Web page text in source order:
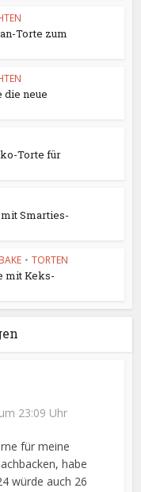
Torte zum
die neue
Torte für
Smarties-
• TORTEN
mit Keks-
23:09 Uhr
für meine
habe
würde auch 26